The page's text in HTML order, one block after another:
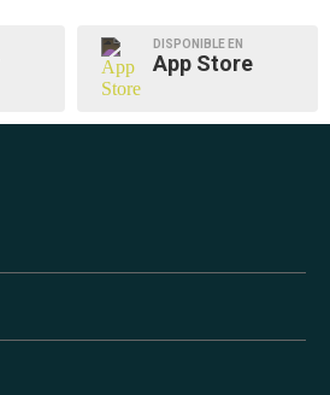
DISPONIBLE EN
App Store